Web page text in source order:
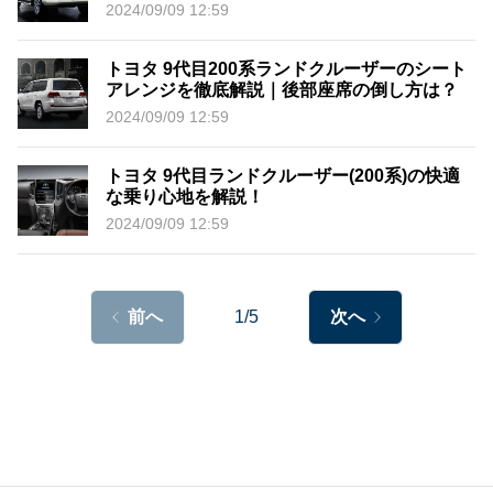
2024/09/09 12:59
トヨタ 9代目200系ランドクルーザーのシート
アレンジを徹底解説｜後部座席の倒し方は？
2024/09/09 12:59
トヨタ 9代目ランドクルーザー(200系)の快適
な乗り心地を解説！
2024/09/09 12:59
前へ 1/5 次へ